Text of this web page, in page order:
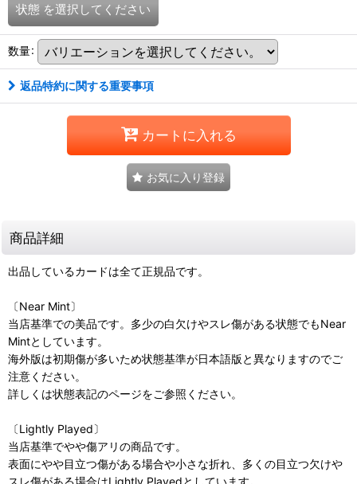
状態 を選択してください
数量:
返品特約に関する重要事項
カートに入れる
お気に入り登録
商品詳細
出品しているカードは全て正規品です。
〔Near Mint〕
当店基準での美品です。多少の白欠けやスレ傷がある状態でもNear
Mintとしています。
海外版は初期傷が多いため状態基準が日本語版と異なりますのでご
注意ください。
詳しくは状態表記のページをご参照ください。
〔Lightly Played〕
当店基準でやや傷アリの商品です。
表面にやや目立つ傷がある場合や小さな折れ、多くの目立つ欠けや
スレ傷がある場合はLightly Playedとしています。